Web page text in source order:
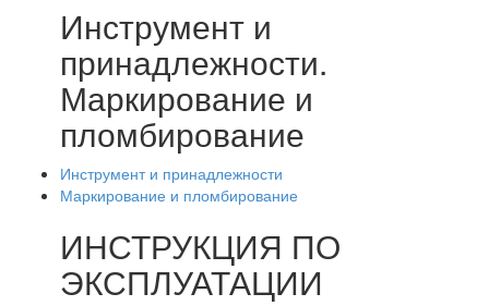
Инструмент и
принадлежности.
Маркирование и
пломбирование
Инструмент и принадлежности
Маркирование и пломбирование
ИНСТРУКЦИЯ ПО
ЭКСПЛУАТАЦИИ